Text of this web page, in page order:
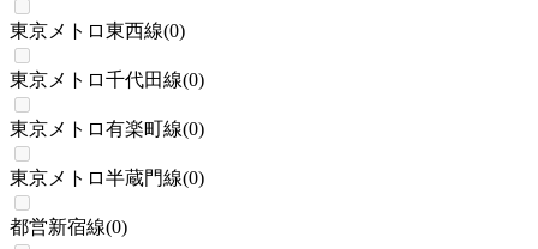
東京メトロ東西線(0)
東京メトロ千代田線(0)
東京メトロ有楽町線(0)
東京メトロ半蔵門線(0)
都営新宿線(0)